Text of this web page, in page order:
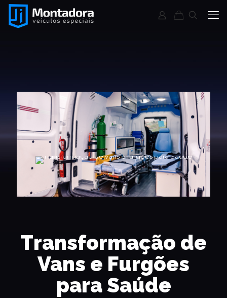
Transformação de
Vans e Furgões
para Saúde